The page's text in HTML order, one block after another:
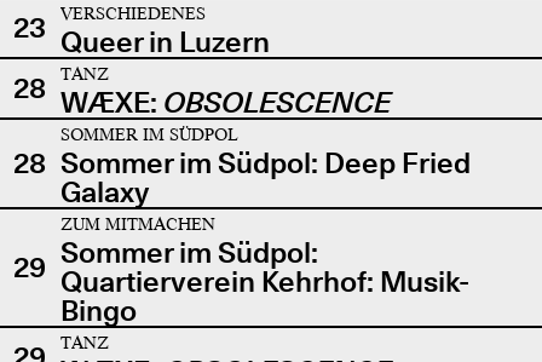
23
VERSCHIEDENES
Queer in Luzern
28
TANZ
WÆXE: OBSOLESCENCE
28
SOMMER IM SÜDPOL
Sommer im Südpol: Deep Fried
Galaxy
29
ZUM MITMACHEN
Sommer im Südpol:
Quartierverein Kehrhof: Musik-
Bingo
TANZ